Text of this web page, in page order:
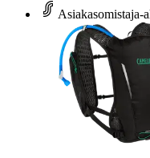
Asiakasomistaja-